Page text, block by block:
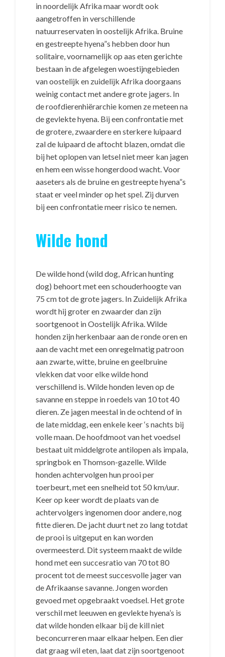
in noordelijk Afrika maar wordt ook
aangetroffen in verschillende
natuurreservaten in oostelijk Afrika. Bruine
en gestreepte hyena”s hebben door hun
solitaire, voornamelijk op aas eten gerichte
bestaan in de afgelegen woestijngebieden
van oostelijk en zuidelijk Afrika doorgaans
weinig contact met andere grote jagers. In
de roofdierenhiërarchie komen ze meteen na
de gevlekte hyena. Bij een confrontatie met
de grotere, zwaardere en sterkere luipaard
zal de luipaard de aftocht blazen, omdat die
bij het oplopen van letsel niet meer kan jagen
en hem een wisse hongerdood wacht. Voor
aaseters als de bruine en gestreepte hyena”s
staat er veel minder op het spel. Zij durven
bij een confrontatie meer risico te nemen.
Wilde hond
De wilde hond (wild dog, African hunting
dog) behoort met een schouderhoogte van
75 cm tot de grote jagers. In Zuidelijk Afrika
wordt hij groter en zwaarder dan zijn
soortgenoot in Oostelijk Afrika. Wilde
honden zijn herkenbaar aan de ronde oren en
aan de vacht met een onregelmatig patroon
aan zwarte, witte, bruine en geelbruine
vlekken dat voor elke wilde hond
verschillend is. Wilde honden leven op de
savanne en steppe in roedels van 10 tot 40
dieren. Ze jagen meestal in de ochtend of in
de late middag, een enkele keer ‘s nachts bij
volle maan. De hoofdmoot van het voedsel
bestaat uit middelgrote antilopen als impala,
springbok en Thomson-gazelle. Wilde
honden achtervolgen hun prooi per
toerbeurt, met een snelheid tot 50 km/uur.
Keer op keer wordt de plaats van de
achtervolgers ingenomen door andere, nog
fitte dieren. De jacht duurt net zo lang totdat
de prooi is uitgeput en kan worden
overmeesterd. Dit systeem maakt de wilde
hond met een succesratio van 70 tot 80
procent tot de meest succesvolle jager van
de Afrikaanse savanne. Jongen worden
gevoed met opgebraakt voedsel. Het grote
verschil met leeuwen en gevlekte hyena’s is
dat wilde honden elkaar bij de kill niet
beconcurreren maar elkaar helpen. Een dier
dat graag wil eten, laat dat zijn soortgenoot